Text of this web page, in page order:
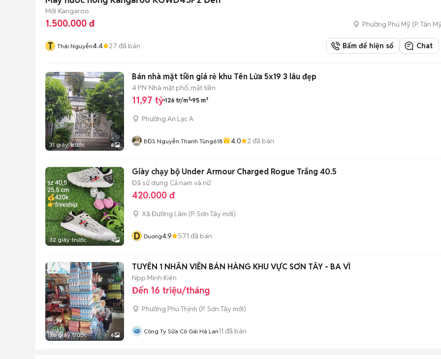
Mới Kangaroo
1.500.000 đ Phường Phú Mỹ (P. Tân
T Thái Nguyễn4.4 27 đã bán Bấm để hiện số Chat
31 giây trước 8
Bán nhà mặt tiền giá rẻ khu Tên Lửa 5x19 3 lâu đẹp
4 PN Nhà mặt phố, mặt tiền
11,97 tỷ 126 tr/m² 95 m²
Phường An Lạc A
BĐS Nguyễn Thanh Tùng618 4.0 2 đã bán
32 giây trước 4
Giày chạy bộ Under Armour Charged Rogue Trắng 40.5
Đã sử dụng Cả nam và nữ
420.000 đ
Xã Đường Lâm (P. Sơn Tây mới)
D Duong4.9 571 đã bán
36 giây trước 6
TUYỂN 1 NHÂN VIÊN BÁN HÀNG KHU VỰC SƠN TÂY - BA VÌ
Npp Minh Kiên
Đến 16 triệu/tháng
Phường Phú Thịnh (P. Sơn Tây mới)
Công Ty Sữa Cô Gái Hà Lan11 đã bán